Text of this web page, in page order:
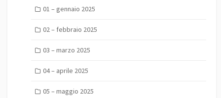
01 – gennaio 2025
02 – febbraio 2025
03 – marzo 2025
04 – aprile 2025
05 – maggio 2025